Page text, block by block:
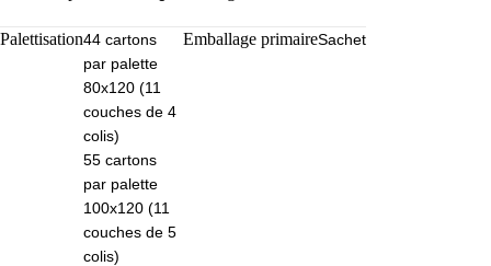
Palettisation44 cartons
par palette
80x120 (11
couches de 4
colis)
55 cartons
par palette
100x120 (11
couches de 5
colis)
Emballage primaireSachet